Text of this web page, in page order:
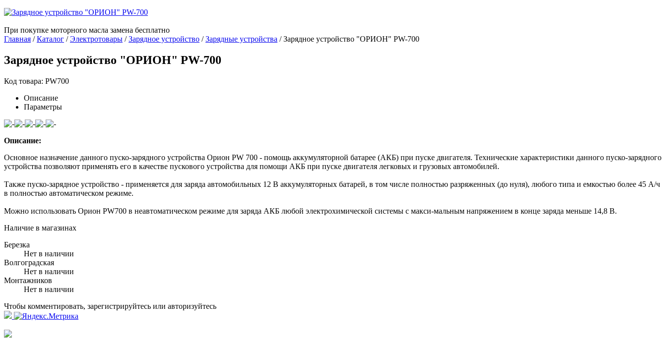
При покупке моторного масла замена бесплатно
Главная /Каталог /Электротовары /Зарядное устройство /Зарядные устройства /Зарядное устройство "ОРИОН" PW-700
Зарядное устройство "ОРИОН" PW-700
Код товара: PW700
Описание
Параметры
Описание:
Основное назначение данного пуско-зарядного устройства Орион PW 700 - помощь аккумуляторной батарее (АКБ) при пуске двигателя. Технические характеристики данного пуско-зарядного
устройства позволяют применять его в качестве пускового устройства для помощи АКБ при пуске двигателя легковых и грузовых автомобилей.
Также пуско-зарядное устройство - применяется для заряда автомобильных 12 В аккумуляторных батарей, в том числе полностью разряженных (до нуля), любого типа и емкостью более 45 А/ч
в полностью автоматическом режиме.
Можно использовать Орион PW700 в неавтоматическом режиме для заряда АКБ любой электрохимической системы c макси-мальным напряжением в конце заряда меньше 14,8 В.
Наличие в магазинах
Березка
Нет в наличии
Волгоградская
Нет в наличии
Монтажников
Нет в наличии
Чтобы комментировать, зарегистрируйтесь или авторизуйтесь